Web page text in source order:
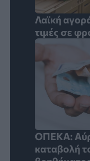
Λαϊκή
τιμές σε
ΟΠΕΚΑ:
καταβολή